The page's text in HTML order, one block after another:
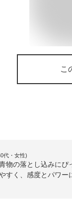
こ
代・女性)
物の落とし込みに
すく、感度とパワ